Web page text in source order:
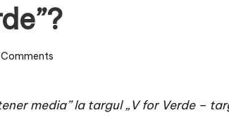
media” la targul „V for Verde –